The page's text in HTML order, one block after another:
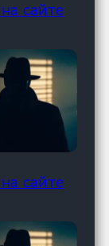
сайте
сайте